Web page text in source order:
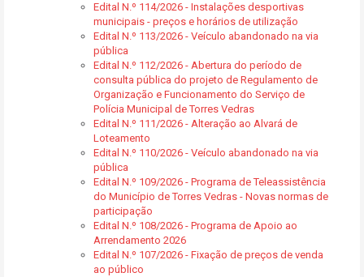
Edital N.º 114/2026 - Instalações desportivas
municipais - preços e horários de utilização
Edital N.º 113/2026 - Veículo abandonado na via
pública
Edital N.º 112/2026 - Abertura do período de
consulta pública do projeto de Regulamento de
Organização e Funcionamento do Serviço de
Polícia Municipal de Torres Vedras
Edital N.º 111/2026 - Alteração ao Alvará de
Loteamento
Edital N.º 110/2026 - Veículo abandonado na via
pública
Edital N.º 109/2026 - Programa de Teleassistência
do Município de Torres Vedras - Novas normas de
participação
Edital N.º 108/2026 - Programa de Apoio ao
Arrendamento 2026
Edital N.º 107/2026 - Fixação de preços de venda
ao público